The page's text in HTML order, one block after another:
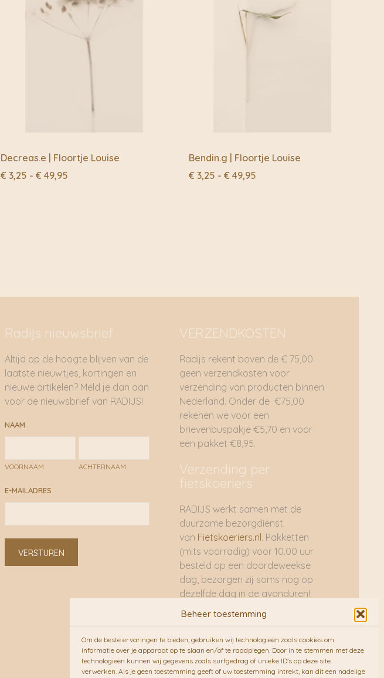
Beheer toestemming
Om de beste ervaringen te bieden, gebruiken wij technologieën zoals cookies om
informatie over je apparaat op te slaan en/of te raadplegen. Door in te stemmen met deze
technologieën kunnen wij gegevens zoals surfgedrag of unieke ID's op deze site
verwerken. Als je geen toestemming geeft of uw toestemming intrekt, kan dit een nadelige
Decreas.e | Floortje Louise
€ 3,25 - € 49,95
Bendin.g | Floortje Louise
€ 3,25 - € 49,95
Radijs nieuwsbrief
Altijd op de hoogte blijven van de
laatste nieuwtjes, kortingen en
nieuwe artikelen? Meld je dan aan
voor de nieuwsbrief van RADIJS!
NAAM
VOORNAAM ACHTERNAAM
E-MAILADRES
VERSTUREN
VERZENDKOSTEN
Radijs rekent boven de € 75,00
geen verzendkosten voor
verzending van producten binnen
Nederland. Onder de €75,00
rekenen we voor een
brievenbuspakje €5,70 en voor
een pakket €8,95.
Verzending per
fietskoeriers
RADIJS werkt samen met de
duurzame bezorgdienst
van Fietskoeriers.nl . Pakketten
(mits voorradig) voor 10.00 uur
besteld op een doordeweekse
dag, bezorgen zij soms nog op
dezelfde dag in de avonduren!
Brievenbuspakjes de volgende
dag. En waar mogelijk ook echt
op de fiets!!